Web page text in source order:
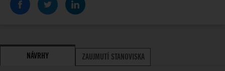
NÁVRHY ZAUJMUTÍ STANOVISKA